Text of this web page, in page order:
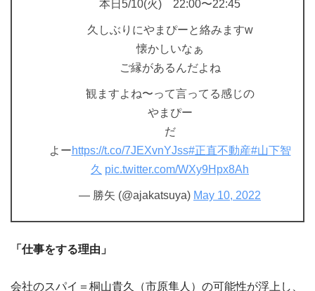
本日5/10(火) 22:00〜22:45
久しぶりにやまぴーと絡みますw
懐かしいなぁ
ご縁があるんだよね
観ますよね〜って言ってる感じの
やまぴー
だ
よーhttps://t.co/7JEXvnYJss#正直不動産#山下智
久 pic.twitter.com/WXy9Hpx8Ah
— 勝矢 (@ajakatsuya) May 10, 2022
「仕事をする理由」
会社のスパイ＝桐山貴久（市原隼人）の可能性が浮上し、